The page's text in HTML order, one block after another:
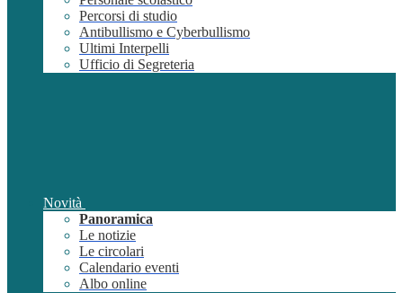
Percorsi di studio
Antibullismo e Cyberbullismo
Ultimi Interpelli
Ufficio di Segreteria
Novità
Panoramica
Le notizie
Le circolari
Calendario eventi
Albo online